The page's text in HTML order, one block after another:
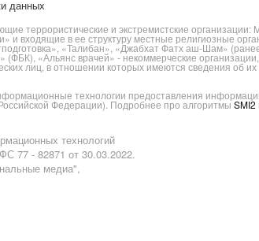
данных
террористические и экстремистские
и входящие в ее структуру местные религиозные
«Талибан», «Джабхат Фатх аш-Шам»
(ФБК), «Альянс врачей» - некоммерческие
лиц, в отношении которых имеются сведения об
технологии предоставления
Федерации). Подробнее про алгоритмыSMI2
технологий
77 - 82871 от 30.03.2022.
медиа",